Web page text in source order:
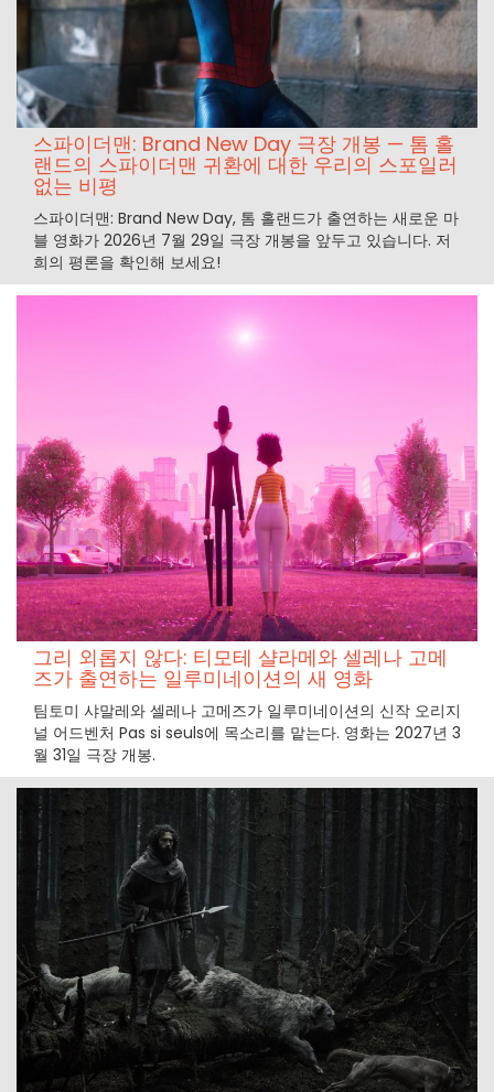
스파이더맨: Brand New Day 극장 개봉 — 톰 홀
랜드의 스파이더맨 귀환에 대한 우리의 스포일러
없는 비평
스파이더맨: Brand New Day, 톰 홀랜드가 출연하는 새로운 마
블 영화가 2026년 7월 29일 극장 개봉을 앞두고 있습니다. 저
희의 평론을 확인해 보세요!
그리 외롭지 않다: 티모테 샬라메와 셀레나 고메
즈가 출연하는 일루미네이션의 새 영화
팀토미 샤말레와 셀레나 고메즈가 일루미네이션의 신작 오리지
널 어드벤처 Pas si seuls에 목소리를 맡는다. 영화는 2027년 3
월 31일 극장 개봉.